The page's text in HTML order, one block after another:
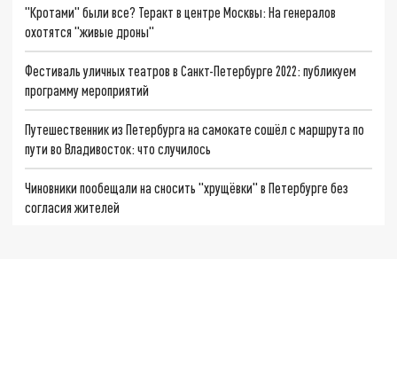
"Кротами" были все? Теракт в центре Москвы: На генералов
охотятся "живые дроны"
Фестиваль уличных театров в Санкт-Петербурге 2022: публикуем
программу мероприятий
Путешественник из Петербурга на самокате сошёл с маршрута по
пути во Владивосток: что случилось
Чиновники пообещали на сносить "хрущёвки" в Петербурге без
согласия жителей